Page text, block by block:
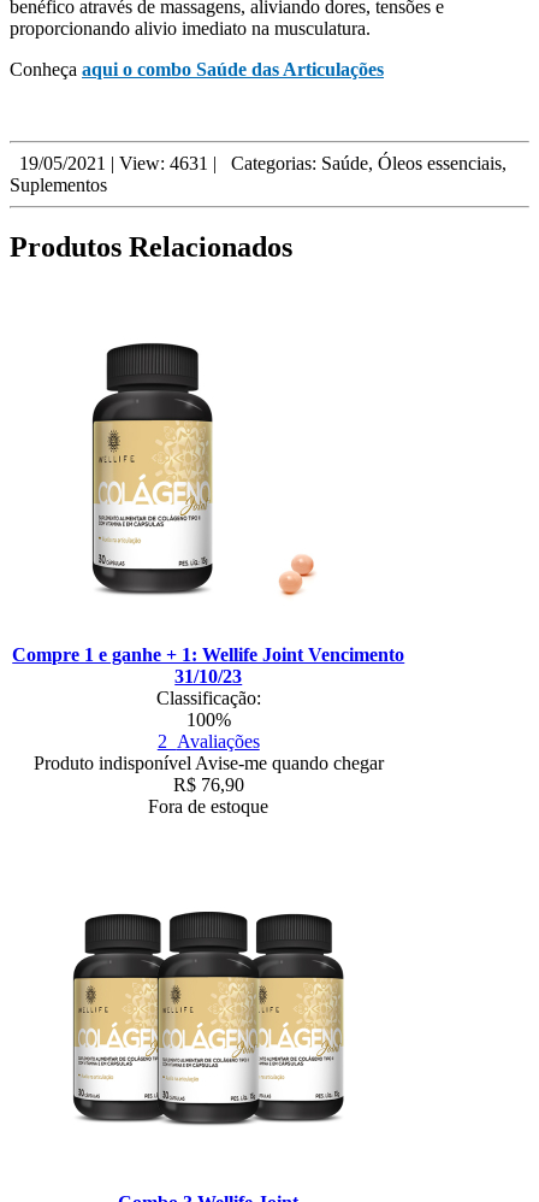
benéfico através de massagens, aliviando dores, tensões e
proporcionando alivio imediato na musculatura.
Conheça aqui o combo Saúde das Articulações
19/05/2021 | View: 4631 | Categorias: Saúde, Óleos essenciais,
Suplementos
Produtos Relacionados
Compre 1 e ganhe + 1: Wellife Joint Vencimento
31/10/23
Classificação:
100%
2 Avaliações
Produto indisponível Avise-me quando chegar
R$ 76,90
Fora de estoque